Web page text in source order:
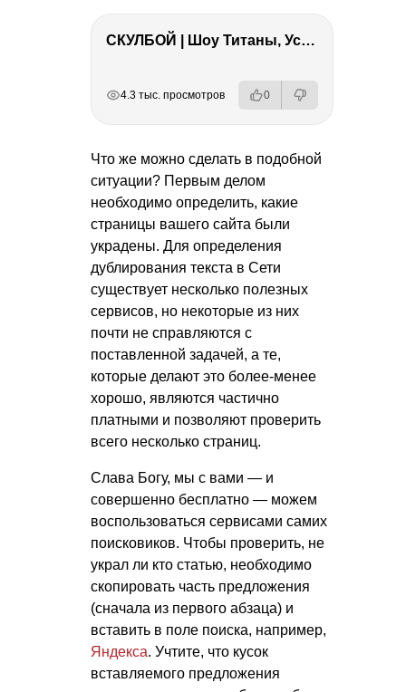
СКУЛБОЙ | Шоу Титаны, Усейн Болт, Ларрат, Зашквар!
4.3 тыс. просмотров 0
Что же можно сделать в подобной
ситуации? Первым делом
необходимо определить, какие
страницы вашего сайта были
украдены. Для определения
дублирования текста в Сети
существует несколько полезных
сервисов, но некоторые из них
почти не справляются с
поставленной задачей, а те,
которые делают это более-менее
хорошо, являются частично
платными и позволяют проверить
всего несколько страниц.
Слава Богу, мы с вами — и
совершенно бесплатно — можем
воспользоваться сервисами самих
поисковиков. Чтобы проверить, не
украл ли кто статью, необходимо
скопировать часть предложения
(сначала из первого абзаца) и
вставить в поле поиска, например,
Яндекса. Учтите, что кусок
вставляемого предложения